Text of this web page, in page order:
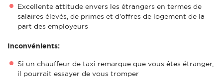
Excellente attitude envers les étrangers en termes de
salaires élevés, de primes et d'offres de logement de la
part des employeurs
Inconvénients:
Si un chauffeur de taxi remarque que vous êtes étranger,
il pourrait essayer de vous tromper